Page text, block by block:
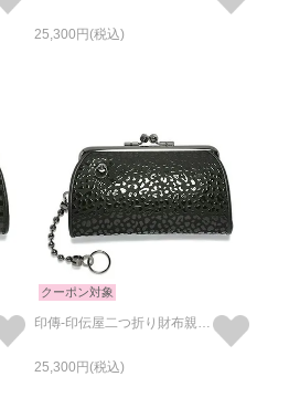
25,300
クーポン対象
印傳-印伝屋二つ折り財布親子がま口財布レオパード柄
25,300